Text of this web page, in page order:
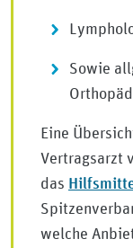
Sowie
Eine
Vertragsarzt
das
welche